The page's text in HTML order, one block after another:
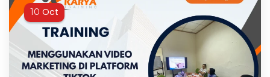
10 Oct